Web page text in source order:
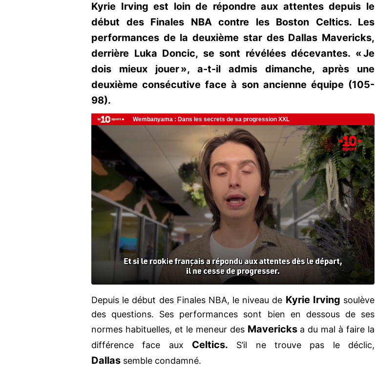
Kyrie Irving est loin de répondre aux attentes depuis le
début des Finales NBA contre les Boston Celtics. Les
performances de la deuxième star des Dallas Mavericks,
derrière Luka Doncic, se sont révélées décevantes. « Je
dois mieux jouer », a-t-il admis dimanche, après une
deuxième consécutive face à son ancienne équipe (105-
98).
Depuis le début des Finales NBA, le niveau de Kyrie Irving soulève
des questions. Ses performances sont bien en dessous de ses
normes habituelles, et le meneur des Mavericksa du mal à faire la
différence face aux Celtics. S’il ne trouve pas le déclic,
Dallas semble condamné.